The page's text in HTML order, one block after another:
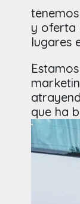
y oferta
lugares
que ha